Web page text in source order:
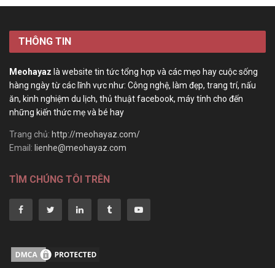
THÔNG TIN
Meohayaz là website tin tức tổng hợp và các mẹo hay cuộc sống
hàng ngày từ các lĩnh vực như: Công nghệ, làm đẹp, trang trí, nấu
ăn, kinh nghiệm du lịch, thủ thuật facebook, máy tính cho đến
những kiến thức mẹ và bé hay
Trang chủ: http://meohayaz.com/
Email: lienhe@meohayaz.com
TÌM CHÚNG TÔI TRÊN